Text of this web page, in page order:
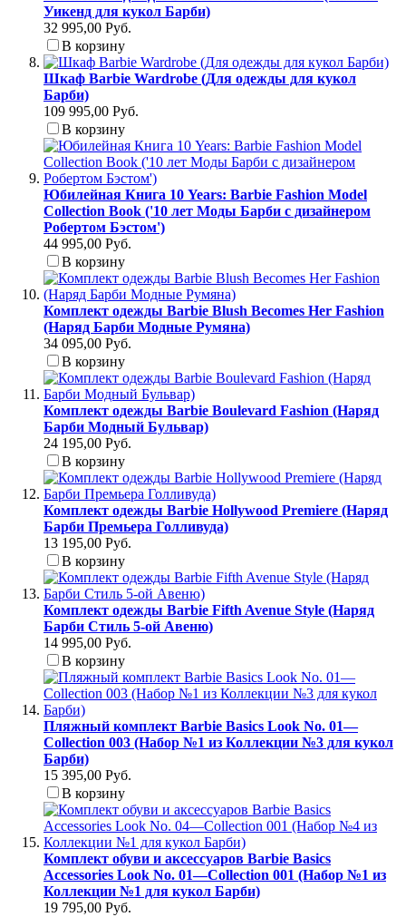
Уикенд для кукол Барби)
32 995,00 Руб.
В корзину
Шкаф Barbie Wardrobe (Для одежды для кукол
Барби)
109 995,00 Руб.
В корзину
Юбилейная Книга 10 Years: Barbie Fashion Model
Collection Book ('10 лет Моды Барби с дизайнером
Робертом Бэстом')
44 995,00 Руб.
В корзину
Комплект одежды Barbie Blush Becomes Her Fashion
(Наряд Барби Модные Румяна)
34 095,00 Руб.
В корзину
Комплект одежды Barbie Boulevard Fashion (Наряд
Барби Модный Бульвар)
24 195,00 Руб.
В корзину
Комплект одежды Barbie Hollywood Premiere (Наряд
Барби Премьера Голливуда)
13 195,00 Руб.
В корзину
Комплект одежды Barbie Fifth Avenue Style (Наряд
Барби Стиль 5-ой Авеню)
14 995,00 Руб.
В корзину
Пляжный комплект Barbie Basics Look No. 01—
Collection 003 (Набор №1 из Коллекции №3 для кукол
Барби)
15 395,00 Руб.
В корзину
Комплект обуви и аксессуаров Barbie Basics
Accessories Look No. 01—Collection 001 (Набор №1 из
Коллекции №1 для кукол Барби)
19 795,00 Руб.